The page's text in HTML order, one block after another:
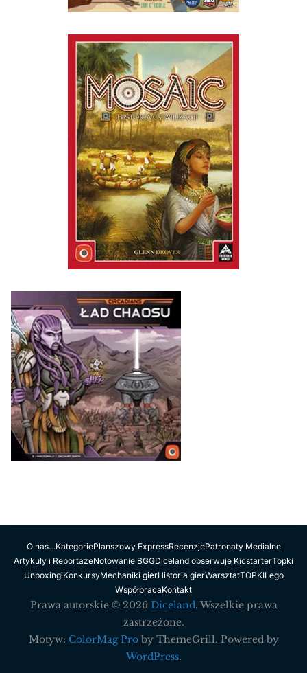
O nas…KategoriePlanszowy ExpressRecenzjePatronaty Medialne
Artykuły i ReportażeNotowanie BGGDiceland obserwuje KicstarterTopki
UnboxingiKonkursyMechaniki gierHistoria gierWarsztatTOPKILego
WspółpracaKontakt
Prawa autorskie © 2026 Diceland. Wszelkie prawa
zastrzeżone.
Motyw: ColorMag Proby ThemeGrill. Powered by
WordPress.